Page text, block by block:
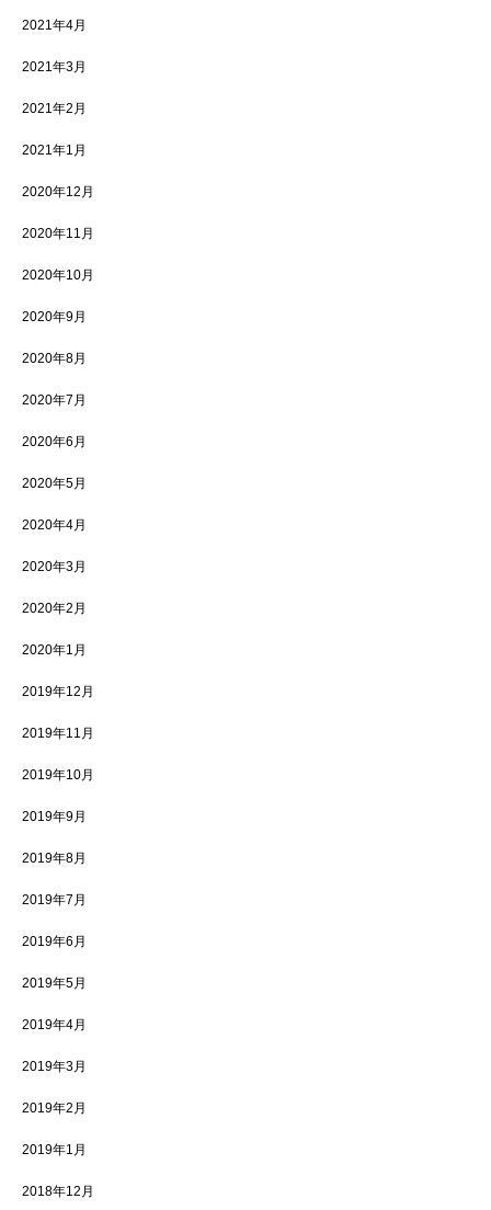
2021年4月
2021年3月
2021年2月
2021年1月
2020年12月
2020年11月
2020年10月
2020年9月
2020年8月
2020年7月
2020年6月
2020年5月
2020年4月
2020年3月
2020年2月
2020年1月
2019年12月
2019年11月
2019年10月
2019年9月
2019年8月
2019年7月
2019年6月
2019年5月
2019年4月
2019年3月
2019年2月
2019年1月
2018年12月